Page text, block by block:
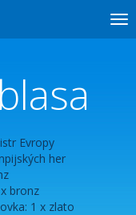
Evropy
her
bronz
1 x zlato